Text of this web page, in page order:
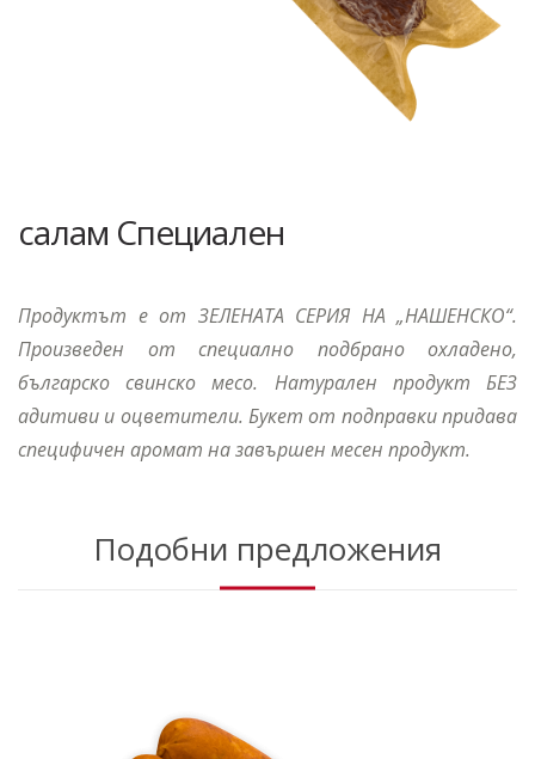
салам Специален
Продуктът е от ЗЕЛЕНАТА СЕРИЯ НА „НАШЕНСКО“.
Произведен от специално подбрано охладено,
българско свинско месо. Натурален продукт БЕЗ
адитиви и оцветители. Букет от подправки придава
специфичен аромат на завършен месен продукт.
Подобни предложения